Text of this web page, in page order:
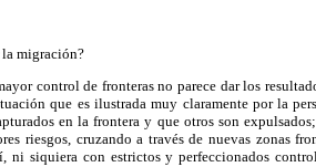
migración?
control de fronteras no parece dar los
que es ilustrada muy claramente por la
en la frontera y que otros son
riesgos, cruzando a través de nuevas zonas
ni siquiera con estrictos y perfeccionados